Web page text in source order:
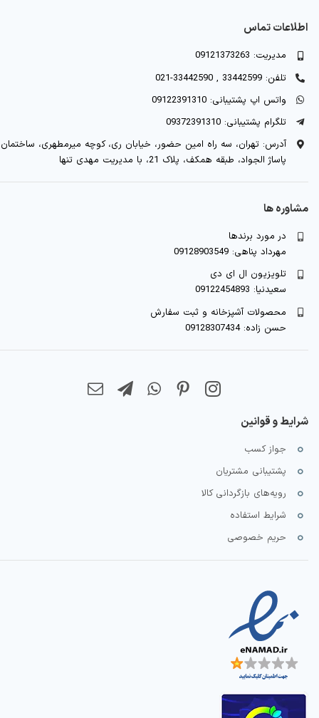
اطلاعات تماس
مدیریت: 09121373263
تلفن: 33442599 , 33442590-021
واتس اپ پشتیبانی: 09122391310
تلگرام پشتیبانی: 09372391310
آدرس: تهران، سه راه امین حضور، خیابان ری، کوچه میرمطهری، ساختمان
پاساژ الجواد، طبقه همکف، پلاک 21، با مدیریت مهدی تنها
مشاوره ها
در مورد برندها
مهرداد پناهی: 09128903549
تلویزیون ال ای دی
سعیدنیا: 09122454893
محصولات آشپزخانه و ثبت سفارش
حسن زاده: 09128307434
شرایط و قوانین
جواز کسب
پشتیبانی مشتریان
رویه‌های بازگردانی کالا
شرایط استفاده
حریم خصوصی